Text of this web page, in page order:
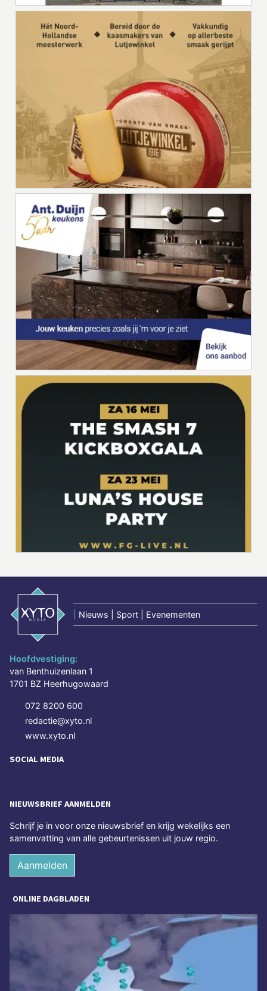
Nieuws | Sport | Evenementen
Hoofdvestiging:
van Benthuizenlaan 1
1701 BZ Heerhugowaard
072 8200 600
redactie@xyto.nl
www.xyto.nl
SOCIAL MEDIA
NIEUWSBRIEF AANMELDEN
Schrijf je in voor onze nieuwsbrief en krijg wekelijks een
samenvatting van alle gebeurtenissen uit jouw regio.
Aanmelden
ONLINE DAGBLADEN